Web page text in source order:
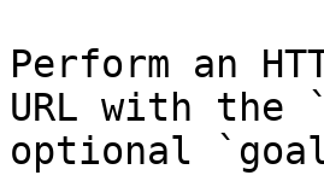
Perform an
URL with the
optional